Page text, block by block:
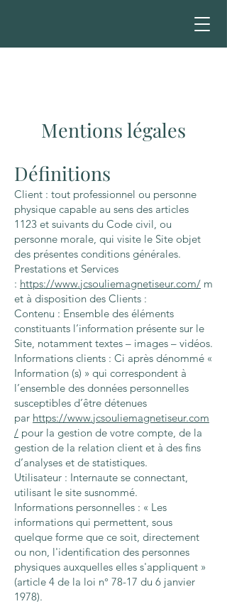
Mentions légales
Définitions
Client : tout professionnel ou personne
physique capable au sens des articles
1123 et suivants du Code civil, ou
personne morale, qui visite le Site objet
des présentes conditions générales.
Prestations et Services
: https://www.jcsouliemagnetiseur.com/ m
et à disposition des Clients :
Contenu : Ensemble des éléments
constituants l’information présente sur le
Site, notamment textes – images – vidéos.
Informations clients : Ci après dénommé «
Information (s) » qui correspondent à
l’ensemble des données personnelles
susceptibles d’être détenues
par https://www.jcsouliemagnetiseur.com
/ pour la gestion de votre compte, de la
gestion de la relation client et à des fins
d’analyses et de statistiques.
Utilisateur : Internaute se connectant,
utilisant le site susnommé.
Informations personnelles : « Les
informations qui permettent, sous
quelque forme que ce soit, directement
ou non, l'identification des personnes
physiques auxquelles elles s'appliquent »
(article 4 de la loi n° 78-17 du 6 janvier
1978).